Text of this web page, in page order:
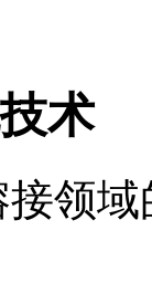
术
领